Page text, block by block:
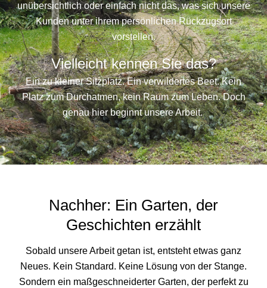
unübersichtlich oder einfach nicht das, was sich unsere
Kunden unter ihrem persönlichen Rückzugsort
vorstellen.
Vielleicht kennen Sie das?
Ein zu kleiner Sitzplatz. Ein verwildertes Beet. Kein
Platz zum Durchatmen, kein Raum zum Leben. Doch
genau hier beginnt unsere Arbeit.
Nachher: Ein Garten, der
Geschichten erzählt
Sobald unsere Arbeit getan ist, entsteht etwas ganz
Neues. Kein Standard. Keine Lösung von der Stange.
Sondern ein maßgeschneiderter Garten, der perfekt zu